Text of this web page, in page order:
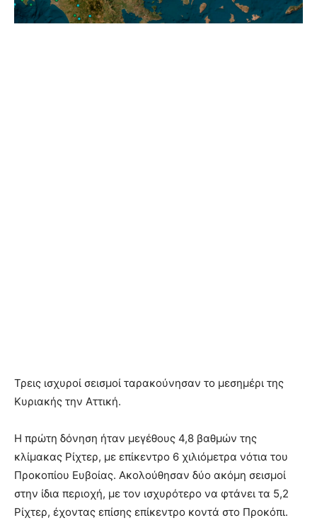
Τρεις ισχυροί σεισμοί ταρακούνησαν το μεσημέρι της
Κυριακής την Αττική.
Η πρώτη δόνηση ήταν μεγέθους 4,8 βαθμών της
κλίμακας Ρίχτερ, με επίκεντρο 6 χιλιόμετρα νότια του
Προκοπίου Ευβοίας. Ακολούθησαν δύο ακόμη σεισμοί
στην ίδια περιοχή, με τον ισχυρότερο να φτάνει τα 5,2
Ρίχτερ, έχοντας επίσης επίκεντρο κοντά στο Προκόπι.